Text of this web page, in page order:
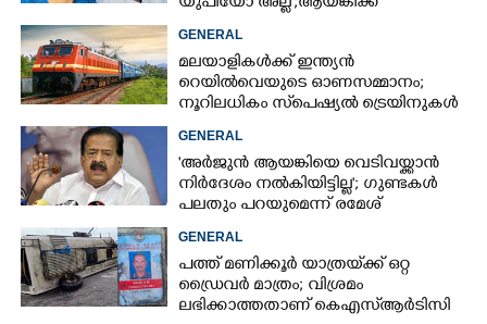
GENERAL
മലയാളികൾക്ക് ഇന്ത്യൻ
റെയിൽവെയുടെ ഓണസമ്മാനം;
നൂറിലധികം സ്‌പെഷ്യൽ ട്രെയിനുകൾ
GENERAL
'അർജുൻ ആയങ്കിയെ വെടിവയ്ക്കാൻ
നിർദേശം നൽകിയിട്ടില്ല'; ഗുണ്ടകൾ
പലതും പറയുമെന്ന് രമേശ്
GENERAL
പത്ത് മണിക്കൂർ യാത്രയ്‌ക്ക് ഒറ്റ
ഡ്രൈവർ മാത്രം; വിശ്രമം
ലഭിക്കാത്തതാണ് കെഎസ്‌ആർടിസി